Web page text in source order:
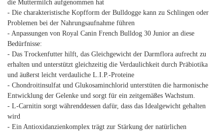
die Muttermilch aufgenommen hat
- Die charakteristische Kopfform der Bulldogge kann zu Schlingen oder
Problemen bei der Nahrungsaufnahme führen
- Anpassungen von Royal Canin French Bulldog 30 Junior an diese
Bedürfnisse:
- Das Trockenfutter hilft, das Gleichgewicht der Darmflora aufrecht zu
erhalten und unterstützt gleichzeitig die Verdaulichkeit durch Präbiotika
und äußerst leicht verdauliche L.I.P.-Proteine
- Chondroitinsulfat und Glukosaminchlorid unterstüten die harmonische
Entwicklung der Gelenke und sorgt für ein zeitgemäßes Wachstum.
- L-Carnitin sorgt währenddessen dafür, dass das Idealgewicht gehalten
wird
- Ein Antioxidanzienkomplex trägt zur Stärkung der natürlichen